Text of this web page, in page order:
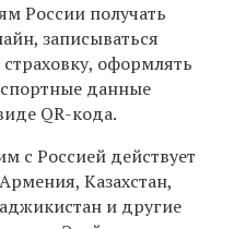
России получать
записываться
оформлять
данные
QR-кода.
с Россией действует
Казахстан,
и другие